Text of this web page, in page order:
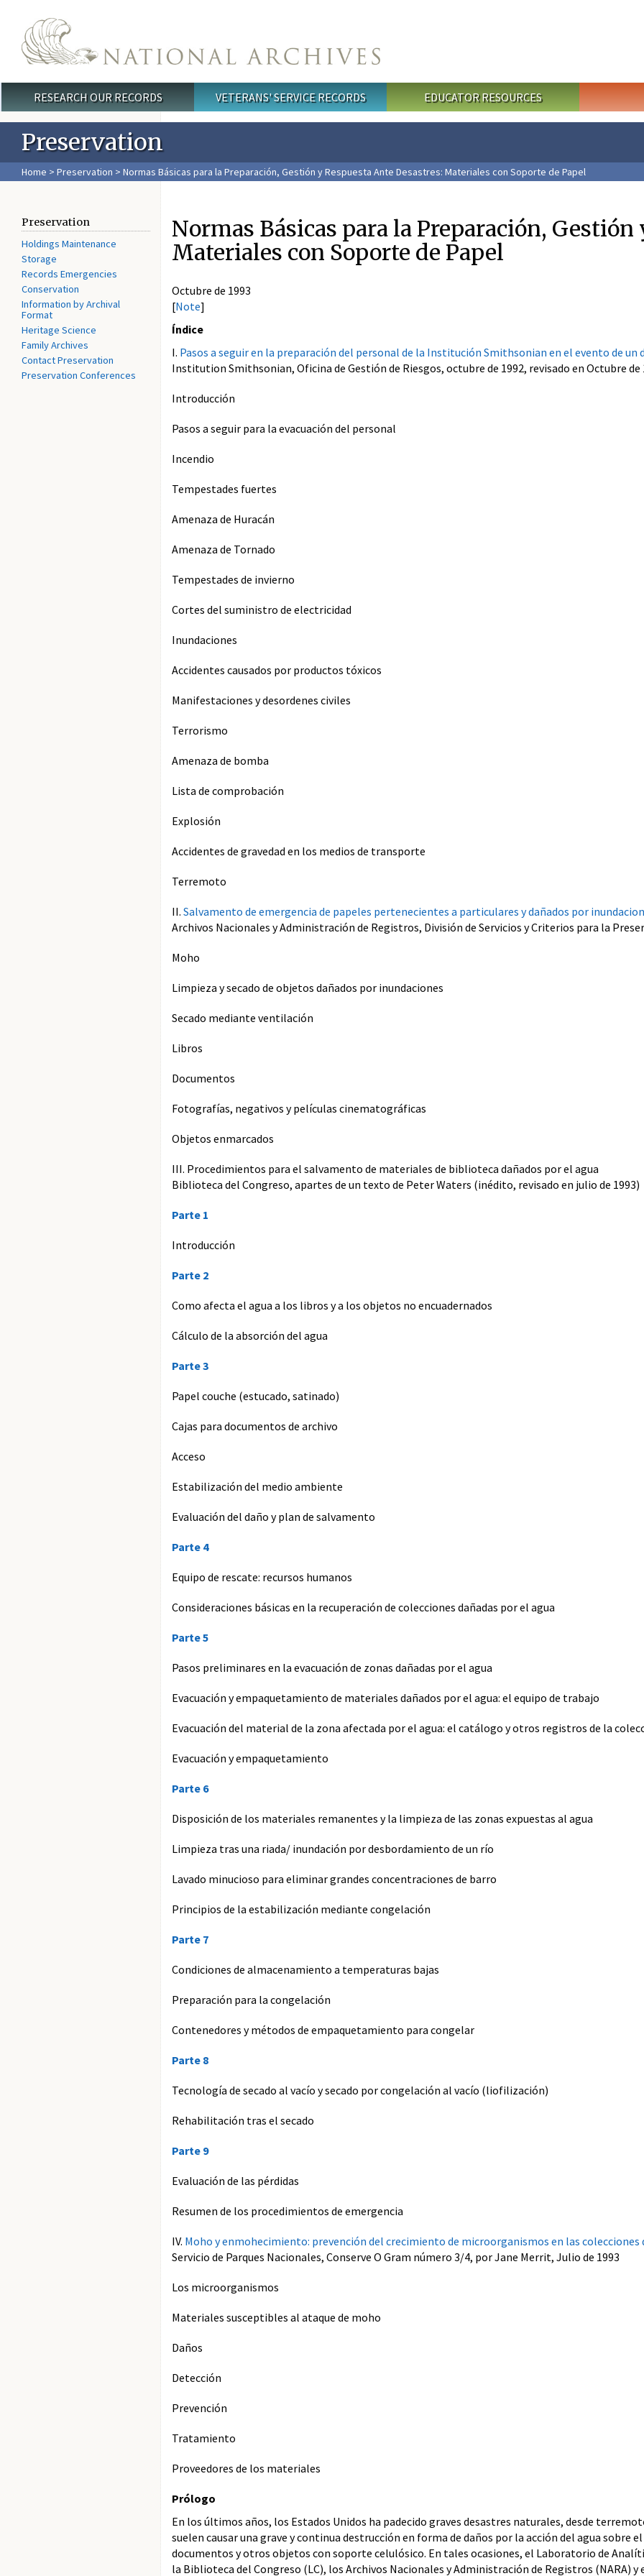
Main menu
RESEARCH OUR RECORDS VETERANS' SERVICE RECORDS EDUCATOR RESOURCES
Preservation
Home > Preservation > Normas Básicas para la Preparación, Gestión y Respuesta Ante Desastres: Materiales con Soporte de Papel
Preservation
Holdings Maintenance
Storage
Records Emergencies
Conservation
Information by Archival
Format
Heritage Science
Family Archives
Contact Preservation
Preservation Conferences
Normas Básicas para la Preparación,
Materiales con Soporte de Papel
Octubre de 1993
[Note]
Índice
I. Pasos a seguir en la preparación del personal de la Institución Smithsonian en el evento de un
Institution Smithsonian, Oficina de Gestión de Riesgos, octubre de 1992, revisado en Octubre de
Introducción
Pasos a seguir para la evacuación del personal
Incendio
Tempestades fuertes
Amenaza de Huracán
Amenaza de Tornado
Tempestades de invierno
Cortes del suministro de electricidad
Inundaciones
Accidentes causados por productos tóxicos
Manifestaciones y desordenes civiles
Terrorismo
Amenaza de bomba
Lista de comprobación
Explosión
Accidentes de gravedad en los medios de transporte
Terremoto
II. Salvamento de emergencia de papeles pertenecientes a particulares y dañados por
Archivos Nacionales y Administración de Registros, División de Servicios y Criterios para la
Moho
Limpieza y secado de objetos dañados por inundaciones
Secado mediante ventilación
Libros
Documentos
Fotografías, negativos y películas cinematográficas
Objetos enmarcados
III. Procedimientos para el salvamento de materiales de biblioteca dañados por el agua
Biblioteca del Congreso, apartes de un texto de Peter Waters (inédito, revisado en julio de 1993)
Parte 1
Introducción
Parte 2
Como afecta el agua a los libros y a los objetos no encuadernados
Cálculo de la absorción del agua
Parte 3
Papel couche (estucado, satinado)
Cajas para documentos de archivo
Acceso
Estabilización del medio ambiente
Evaluación del daño y plan de salvamento
Parte 4
Equipo de rescate: recursos humanos
Consideraciones básicas en la recuperación de colecciones dañadas por el agua
Parte 5
Pasos preliminares en la evacuación de zonas dañadas por el agua
Evacuación y empaquetamiento de materiales dañados por el agua: el equipo de trabajo
Evacuación del material de la zona afectada por el agua: el catálogo y otros registros de la
Evacuación y empaquetamiento
Parte 6
Disposición de los materiales remanentes y la limpieza de las zonas expuestas al agua
Limpieza tras una riada/ inundación por desbordamiento de un río
Lavado minucioso para eliminar grandes concentraciones de barro
Principios de la estabilización mediante congelación
Parte 7
Condiciones de almacenamiento a temperaturas bajas
Preparación para la congelación
Contenedores y métodos de empaquetamiento para congelar
Parte 8
Tecnología de secado al vacío y secado por congelación al vacío (liofilización)
Rehabilitación tras el secado
Parte 9
Evaluación de las pérdidas
Resumen de los procedimientos de emergencia
IV. Moho y enmohecimiento: prevención del crecimiento de microorganismos en las colecciones
Servicio de Parques Nacionales, Conserve O Gram número 3/4, por Jane Merrit, Julio de 1993
Los microorganismos
Materiales susceptibles al ataque de moho
Daños
Detección
Prevención
Tratamiento
Proveedores de los materiales
Prólogo
En los últimos años, los Estados Unidos ha padecido graves desastres naturales, desde
suelen causar una grave y continua destrucción en forma de daños por la acción del agua
documentos y otros objetos con soporte celulósico. En tales ocasiones, el Laboratorio de
la Biblioteca del Congreso (LC), los Archivos Nacionales y Administración de Registros (NARA) y